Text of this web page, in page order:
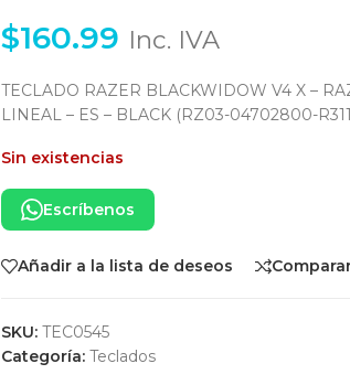
$160.99 Inc. IVA
TECLADO RAZER BLACKWIDOW V4 X –
LINEAL – ES – BLACK (RZ03-04702800-
Sin existencias
Escríbenos
Añadir a la lista de deseos
SKU: TEC0545
Categoría: Teclados